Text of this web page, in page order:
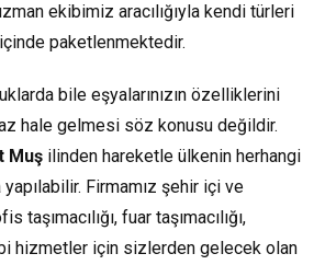
ekibimiz aracılığıyla kendi türleri
paketlenmektedir.
bile eşyalarınızın özelliklerini
hale gelmesi söz konusu değildir.
Muş ilinden hareketle ülkenin herhangi
Firmamız şehir içi ve
taşımacılığı, fuar taşımacılığı,
hizmetler için sizlerden gelecek olan